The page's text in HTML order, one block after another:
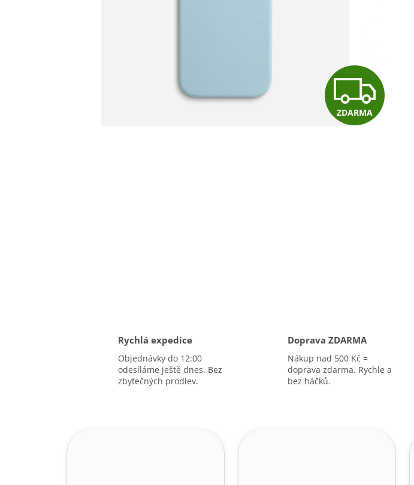
Z
D
ZDARMA
Rychlá expedice
Objednávky do 12:00
odesíláme ještě dnes. Bez
zbytečných prodlev.
Doprava ZDARMA
Nákup nad 500 Kč =
doprava zdarma. Rychle a
bez háčků.